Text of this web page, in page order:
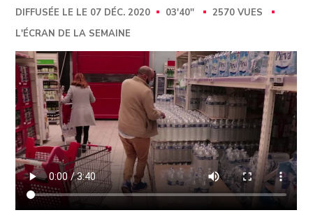
DIFFUSÉE LE LE 07 DÉC. 2020 03'40''
2570 VUES
L'ÉCRAN DE LA SEMAINE